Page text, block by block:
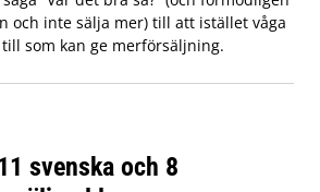
och inte sälja mer) till att istället våga
som kan ge merförsäljning.
svenska och 8